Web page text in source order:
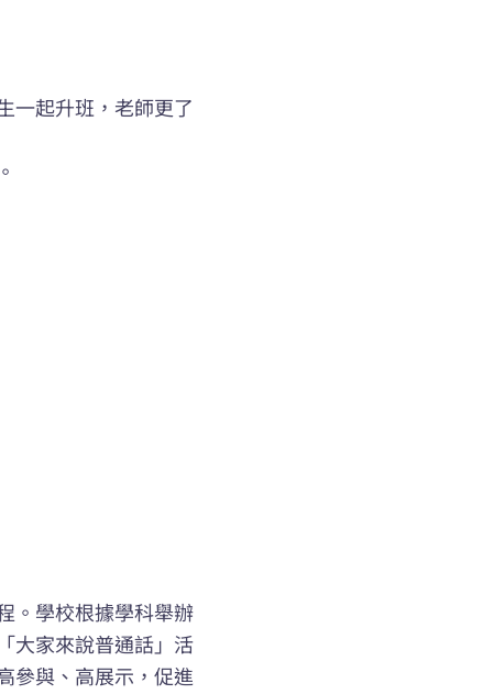
一起升班，老師更了
。學校根據學科舉辦
大家來說普通話」活
參與、高展示，促進